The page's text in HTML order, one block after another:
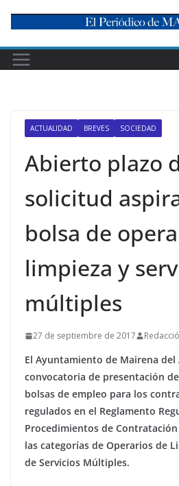
content
ACTUALIDAD BREVES SOCIEDAD
Abierto plazo
solicitud
bolsa de
limpieza y
múltiples
27 de septiembre de 2017
El Ayuntamiento de Mairena
convocatoria de presentación
bolsas de empleo para los
regulados en el Reglamento
Procedimientos de
las categorías de Operarios de
de Servicios Múltiples.